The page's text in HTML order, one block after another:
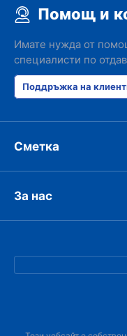
Помощ и
Имате нужда от
специалисти по
Поддръжка на
Сметка
За нас